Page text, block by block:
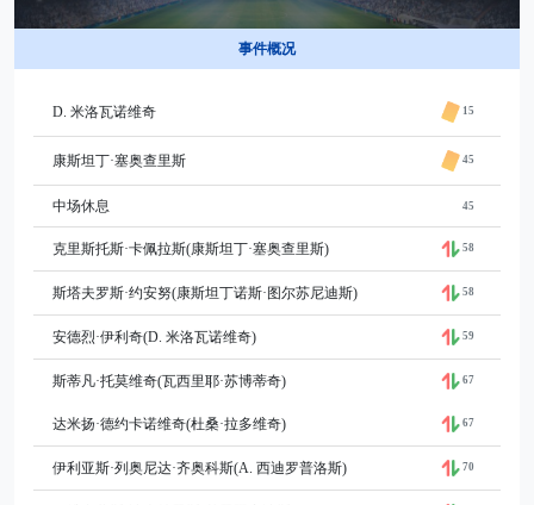
事件概况
D. 米洛瓦诺维奇 15
康斯坦丁·塞奥查里斯 45
中场休息 45
克里斯托斯·卡佩拉斯(康斯坦丁·塞奥查里斯) 58
斯塔夫罗斯·约安努(康斯坦丁诺斯·图尔苏尼迪斯) 58
安德烈·伊利奇(D. 米洛瓦诺维奇) 59
斯蒂凡·托莫维奇(瓦西里耶·苏博蒂奇) 67
达米扬·德约卡诺维奇(杜桑·拉多维奇) 67
伊利亚斯·列奥尼达·齐奥科斯(A. 西迪罗普洛斯) 70